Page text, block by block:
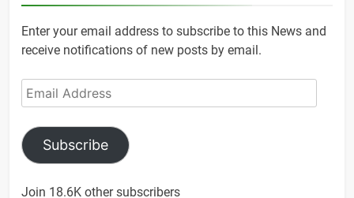
Enter your email address to subscribe to this News and
receive notifications of new posts by email.
Email
Address
Subscribe
Join 18.6K other subscribers